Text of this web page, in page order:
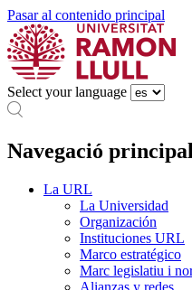
Pasar al contenido principal
Select your language
Navegació principal
La URL
La Universidad
Organización
Instituciones URL
Marco estratégico
Marc legislatiu i
Alianzas y redes